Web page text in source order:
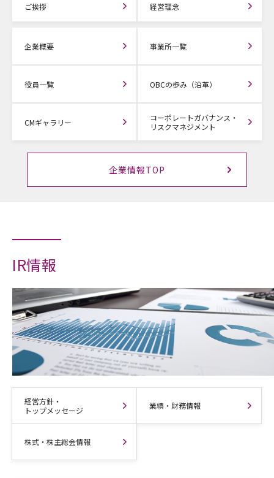
ご挨拶 経営理念
企業概要 事業所一覧
役員一覧 OBCの歩み（沿革）
CMギャラリー
コーポレートガバナンス・
リスクマネジメント
企業情報TOP
IR情報
経営方針・
トップメッセージ
業績・財務情報
株式・株主総会情報